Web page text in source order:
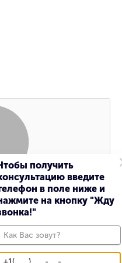
Поиск
получить
введите
в поле ниже и
на кнопку "Жду